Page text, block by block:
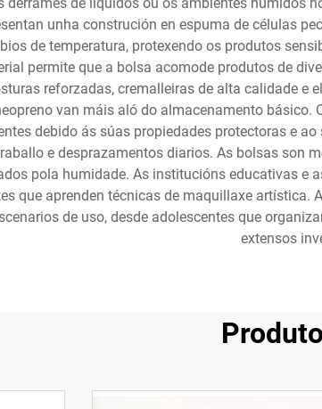
unha construción en espuma de células
de temperatura, protexendo os produtos
permite que a bolsa acomode produtos de
reforzadas, cremalleiras de alta calidade e
van máis aló do almacenamento
debido ás súas propiedades protectoras e
e desprazamentos diarios. As bolsas son
pola humidade. As institucións educativas e
que aprenden técnicas de maquillaxe
de uso, desde adolescentes que
extensos